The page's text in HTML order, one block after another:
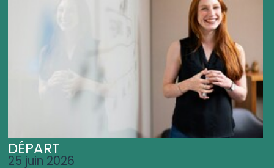
DÉPART
25 juin 2026